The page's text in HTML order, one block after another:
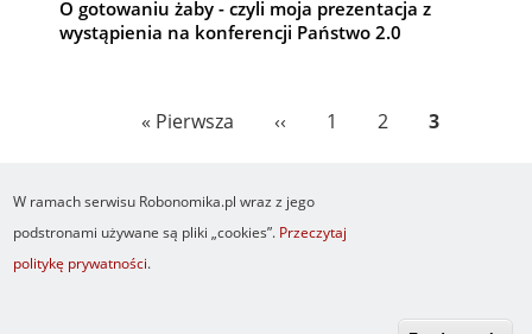
O gotowaniu żaby - czyli moja prezentacja z
wystąpienia na konferencji Państwo 2.0
Pierwsza
« Pierwsza
Poprzednia
‹‹ Page
1 Page
2
Bieżąca
3
Newsletter
W ramach serwisu Robonomika.pl wraz z jego
podstronami używane są pliki „cookies”. Przeczytaj
politykę prywatności.